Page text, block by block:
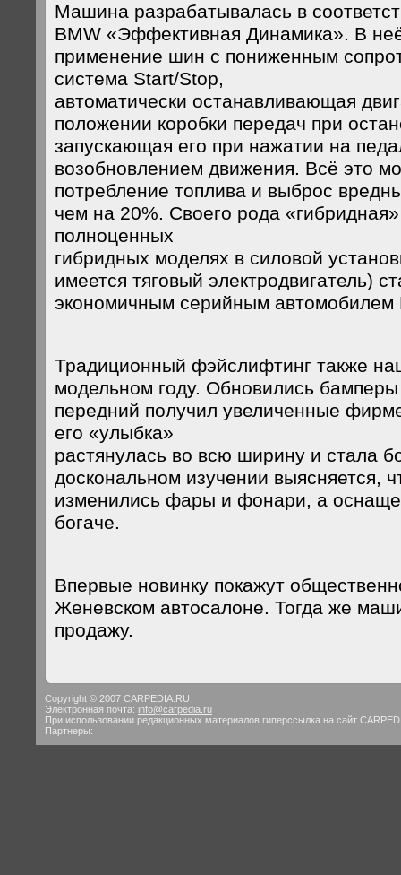
Машина разрабатывалась в
BMW «Эффективная Динамика». В
применение шин с пониженным
система Start/Stop,
автоматически останавливающая
положении коробки передач при
запускающая его при нажатии на
возобновлением движения. Всё это
потребление топлива и выброс
чем на 20%. Своего рода
полноценных
гибридных моделях в силовой
имеется тяговый электродвигатель)
экономичным серийным автомобилем
Традиционный фэйслифтинг также
модельном году. Обновились
передний получил увеличенные
его «улыбка»
растянулась во всю ширину и стала
доскональном изучении выясняется,
изменились фары и фонари, а
богаче.
Впервые новинку покажут
Женевском автосалоне. Тогда же
продажу.
Copyright © 2007 CARPEDIA.RU
Электронная почта: info@carpedia.ru
При использовании редакционных материалов гиперссылка на сайт
Партнеры: